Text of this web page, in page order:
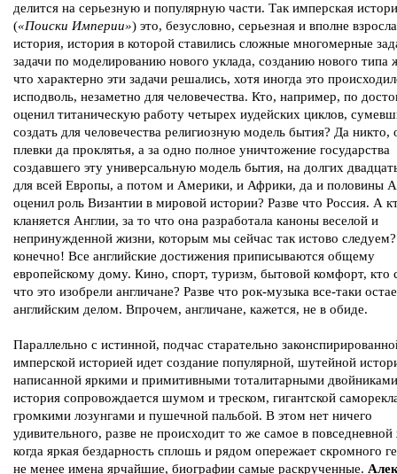
делится на серьезную и популярную части. Так имперская
(«Поиски Империи») это, безусловно, серьезная и вполне
история, история в которой ставились сложные многомерные
задачи по моделированию нового уклада, созданию нового типа
что характерно эти задачи решались, хотя иногда это
исподволь, незаметно для человечества. Кто, например, по
оценил титаническую работу четырех иудейских циклов,
создать для человечества религиозную модель бытия? Да никто,
плевки да проклятья, а за одно полное уничтожение государства
создавшего эту универсальную модель бытия, на долгих
для всей Европы, а потом и Америки, и Африки, да и половины
оценил роль Византии в мировой истории? Разве что Россия. А
кланяется Англии, за то что она разработала каноны веселой и
непринужденной жизни, которым мы сейчас так истово
конечно! Все английские достижения приписываются общему
европейскому дому. Кино, спорт, туризм, бытовой комфорт, кто
что это изобрели англичане? Разве что рок-музыка все-таки
английским делом. Впрочем, англичане, кажется, не в обиде.
Параллельно с истинной, подчас старательно
имперской историей идет создание популярной, шутейной
написанной яркими и примитивными тоталитарными
история сопровождается шумом и треском, гигантской
громкими лозунгами и пушечной пальбой. В этом нет ничего
удивительного, разве не происходит то же самое в
когда яркая бездарность сплошь и рядом опережает скромного
не менее имена ярчайшие, биографии самые раскрученные.